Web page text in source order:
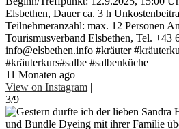
Elsbethen, Dauer ca. 3 h
Teilnehmeranzahl: max. 12 Personen
Tourismusverband Elsbethen, Tel. +43
info@elsbethen.info #kräuter
#kräuterkurs#salbe #salbenküche
11 Monaten ago
View on Instagram |
3/9